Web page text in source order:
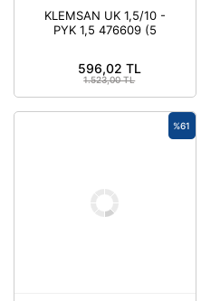
KLEMSAN UK 1,5/10 -
PYK 1,5 476609 (5
596,02 TL
1.523,00 TL
%61